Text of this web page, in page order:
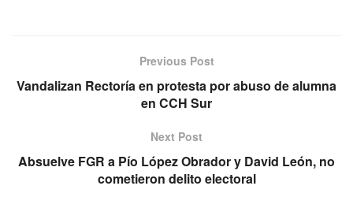
Previous Post
Vandalizan Rectoría en protesta por abuso de alumna
en CCH Sur
Next Post
Absuelve FGR a Pío López Obrador y David León, no
cometieron delito electoral